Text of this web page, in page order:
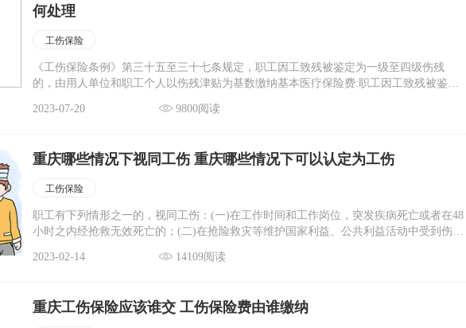
何处理
工伤保险
《工伤保险条例》第三十五至三十七条规定，职工因工致残被鉴定为一级至四级伤残
的，由用人单位和职工个人以伤残津贴为基数缴纳基本医疗保险费:职工因工致残被鉴定
2023-07-20
9800阅读
重庆哪些情况下视同工伤 重庆哪些情况下可以认定为工伤
工伤保险
职工有下列情形之一的，视同工伤：(一)在工作时间和工作岗位，突发疾病死亡或者在48
小时之内经抢救无效死亡的；(二)在抢险救灾等维护国家利益、公共利益活动中受到伤害
后旧伤复发的。
2023-02-14 14109阅读
重庆工伤保险应该谁交 工伤保险费由谁缴纳